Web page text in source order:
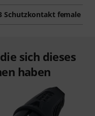
Schutzkontakt female
sich dieses
haben